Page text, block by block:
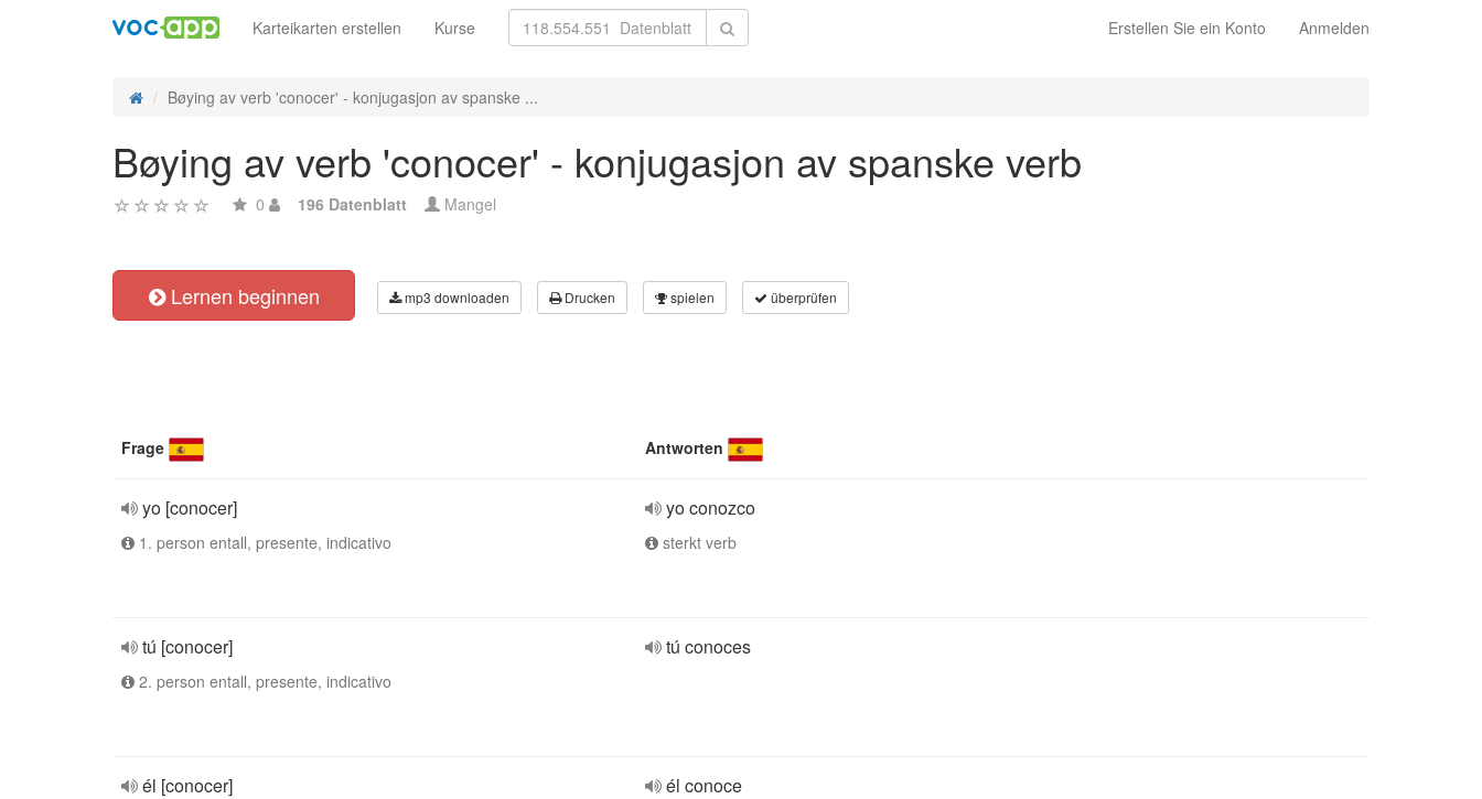
Erstellen Sie ein Konto Anmelden
Karteikarten erstellen Kurse
Bøying av verb 'conocer' - konjugasjon av spanske ...
Bøying av verb 'conocer' - konjugasjon av spanske verb
0 196 Datenblatt Mangel
Lernen beginnen mp3 downloaden Drucken spielen überprüfen
Frage Antworten
yo [conocer]
1. person entall, presente, indicativo
yo conozco
sterkt verb
tú [conocer]
2. person entall, presente, indicativo
tú conoces
él [conocer] él conoce